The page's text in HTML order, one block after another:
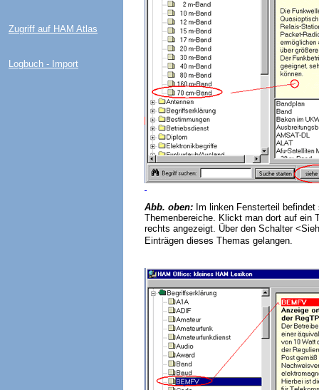
Zugriff auf HAM Atlas
Logbuch - Import
Abb. oben: Im linken Fensterteil
Themenbereiche. Klickt man dort auf ein
rechts angezeigt. Über den Schalter
Einträgen dieses Themas gelangen.